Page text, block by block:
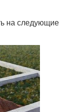
на следующие